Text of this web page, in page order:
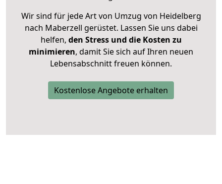
Wir sind für jede Art von Umzug von Heidelberg
nach Maberzell gerüstet. Lassen Sie uns dabei
helfen, den Stress und die Kosten zu
minimieren, damit Sie sich auf Ihren neuen
Lebensabschnitt freuen können.
Kostenlose Angebote erhalten